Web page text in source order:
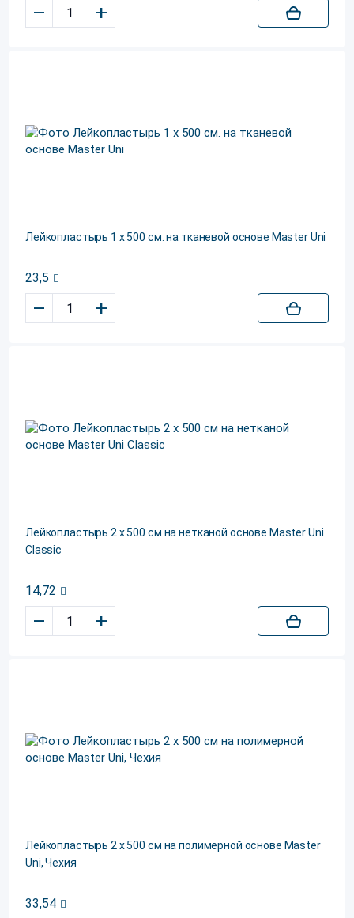
– +
Лейкопластырь 1 х 500 см. на тканевой основе Master Uni
23,5
– +
Лейкопластырь 2 х 500 см на нетканой основе Master Uni
Classic
14,72
– +
Лейкопластырь 2 х 500 см на полимерной основе Master
Uni, Чехия
33,54